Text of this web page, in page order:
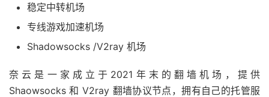
稳定中转机场
专线游戏加速机场
Shadowsocks /V2ray 机场
奈云是一家成立于2021年末的翻墙机场，提供
Shaowsocks 和 V2ray 翻墙协议节点，拥有自己的托管服